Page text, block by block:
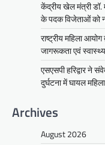
केंद्रीय खेल मंत्री
के पदक विजेताओं को
राष्ट्रीय महिला
जागरूकता एवं
एसएसपी हरिद्वार ने
दुर्घटना में घायल
Archives
August 2026